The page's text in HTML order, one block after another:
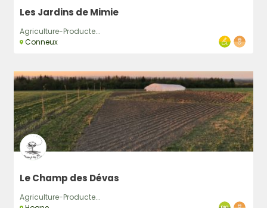
Les Jardins de Mimie
Agriculture-Producte...
Conneux
Le Champ des Dévas
Agriculture-Producte...